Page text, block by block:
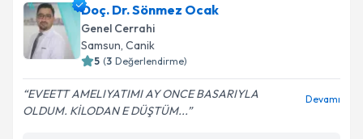
Prof. Dr. Gültekin Ozan Küçük
talebi oluşturun. Size bu uzmandan randevu almanız
için bir takvim hazırlandığında e-posta ile
bilgilendireceğiz.
E-posta Adresiniz
Doç. Dr. Sönmez Ocak
Genel Cerrahi
Samsun, Canik
5 (3 Değerlendirme)
EVEETT AMELIYATIMI AY ONCE BASARIYLA
OLDUM. KİLODAN E DÜŞTÜM...
Devamı